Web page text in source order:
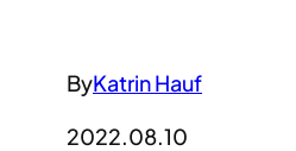
ByKatrin Hauf
2022.08.10